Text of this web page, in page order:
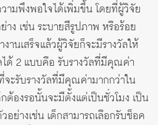
ามพึงพอใจได้เพิ่มขึ้น โดยที่ผู้วิจัย
าง เช่น ระบายสีรูปภาพ หรือร้อย
านเสร็จแล้วผู้วิจัยก็จะมีรางวัลให้
ได้ 2 แบบคือ รับรางวัลที่มีคุณค่า
ะรับรางวัลที่มีคุณค่ามากกว่าใน
ต้องรอนั้นจะมีตั้งแต่เป็นชั่วโมง เป็น
ย่างเช่น เด็กสามารถเลือกรับช็อค